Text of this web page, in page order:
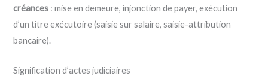
créances : mise en demeure, injonction de payer, exécution
d’un titre exécutoire (saisie sur salaire, saisie-attribution
bancaire).
Signification d’actes judiciaires